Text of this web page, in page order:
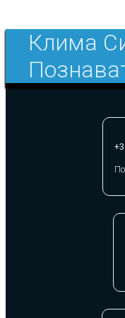
Клима